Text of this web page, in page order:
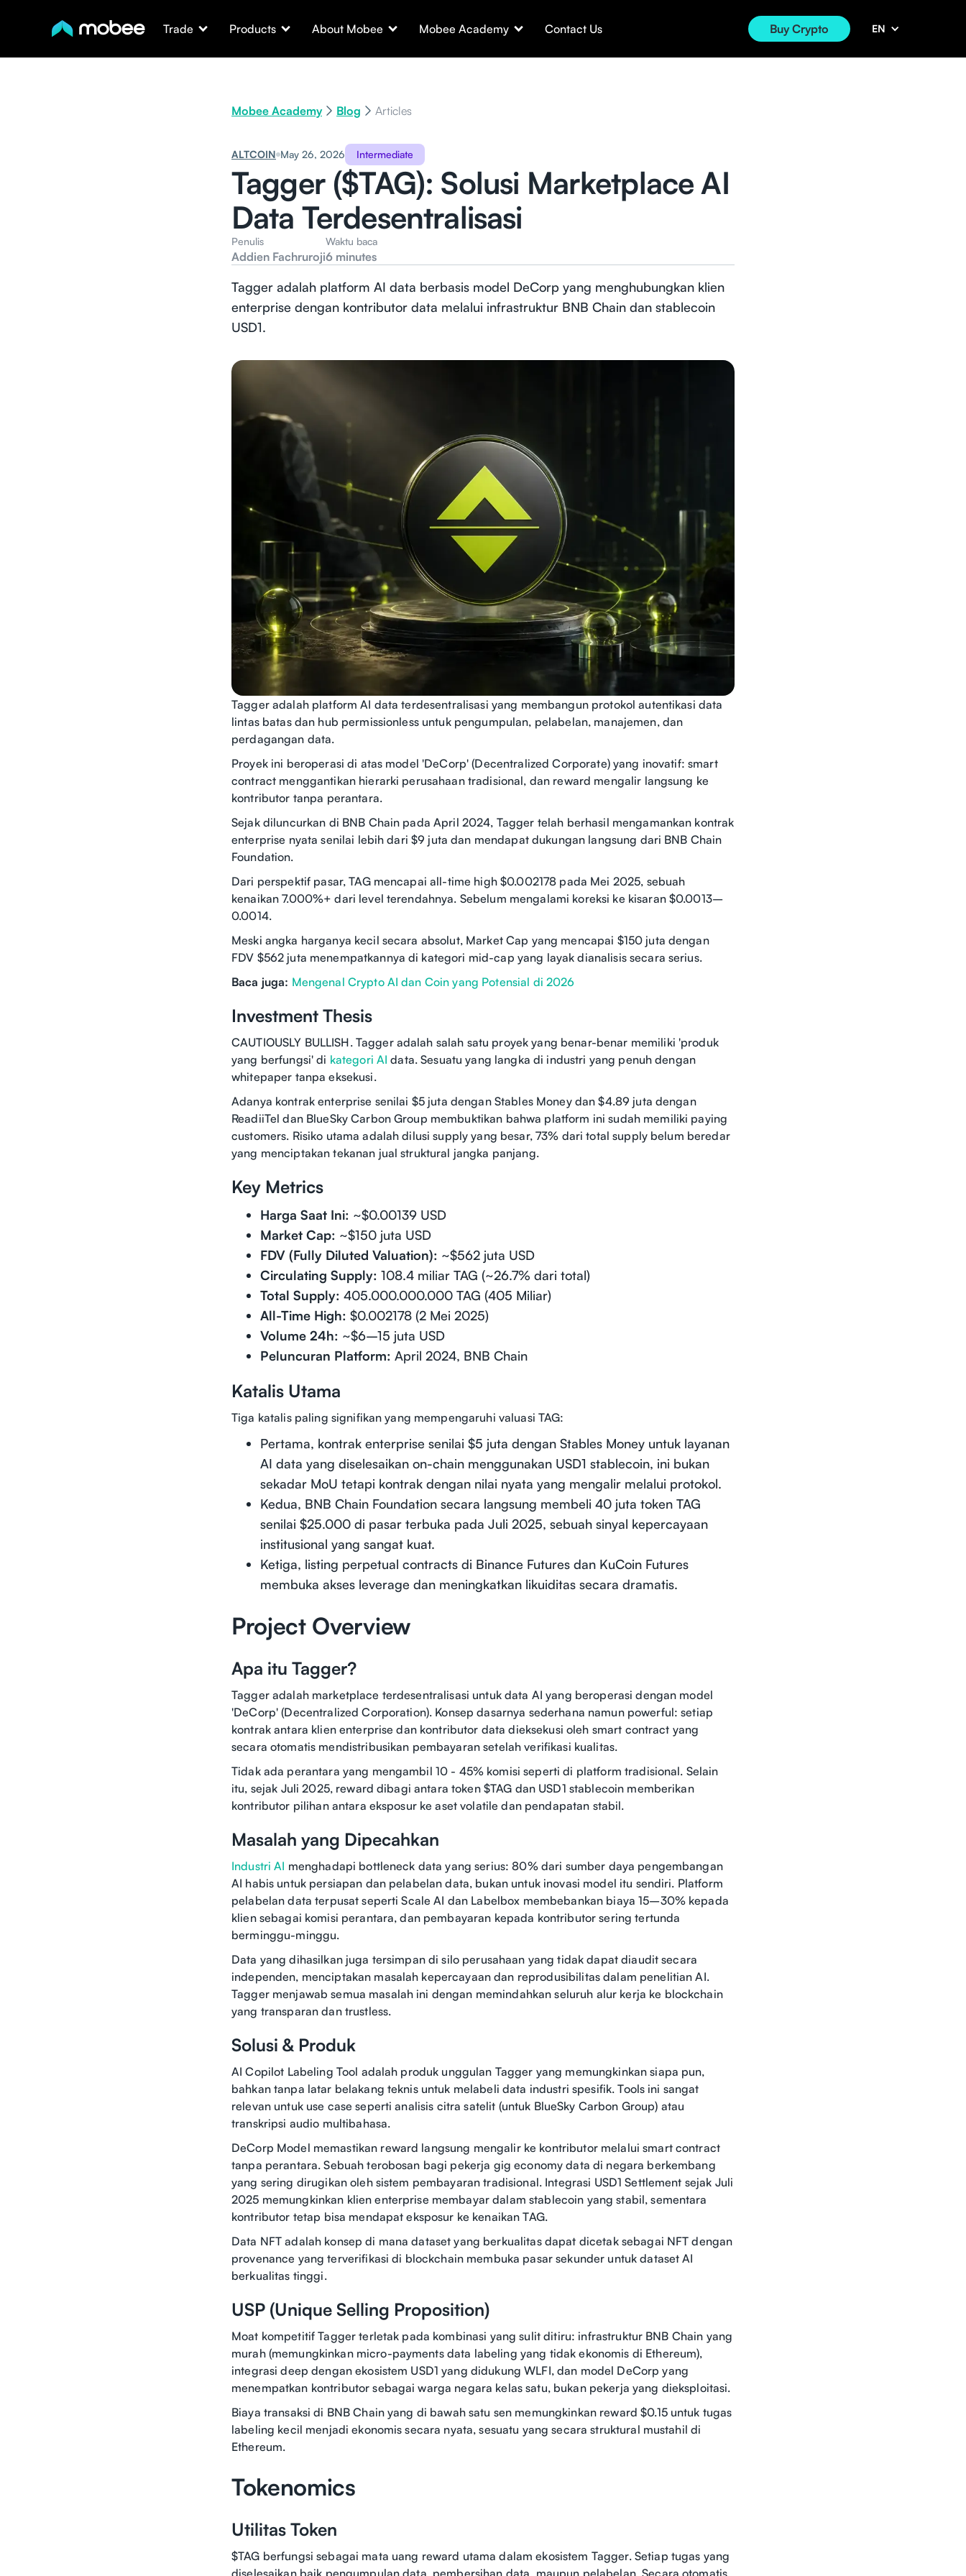
Trade Products About Mobee Mobee Academy Contact Us Buy Crypto EN
Mobee Academy Blog Articles
Intermediate
ALTCOIN May 26, 2026
Tagger ($TAG): Solusi Marketplace AI
Data Terdesentralisasi
Penulis
Addien Fachruroji
Waktu baca
6 minutes
Tagger adalah platform AI data berbasis model DeCorp yang menghubungkan klien
enterprise dengan kontributor data melalui infrastruktur BNB Chain dan stablecoin
USD1.
Tagger adalah platform AI data terdesentralisasi yang membangun protokol autentikasi data
lintas batas dan hub permissionless untuk pengumpulan, pelabelan, manajemen, dan
perdagangan data.
Proyek ini beroperasi di atas model 'DeCorp' (Decentralized Corporate) yang inovatif: smart
contract menggantikan hierarki perusahaan tradisional, dan reward mengalir langsung ke
kontributor tanpa perantara.
Sejak diluncurkan di BNB Chain pada April 2024, Tagger telah berhasil mengamankan kontrak
enterprise nyata senilai lebih dari $9 juta dan mendapat dukungan langsung dari BNB Chain
Foundation.
Dari perspektif pasar, TAG mencapai all-time high $0.002178 pada Mei 2025, sebuah
kenaikan 7.000%+ dari level terendahnya. Sebelum mengalami koreksi ke kisaran $0.0013–
0.0014.
Meski angka harganya kecil secara absolut, Market Cap yang mencapai $150 juta dengan
FDV $562 juta menempatkannya di kategori mid-cap yang layak dianalisis secara serius.
Baca juga: Mengenal Crypto AI dan Coin yang Potensial di 2026
Investment Thesis
CAUTIOUSLY BULLISH. Tagger adalah salah satu proyek yang benar-benar memiliki 'produk
yang berfungsi' di kategori AI data. Sesuatu yang langka di industri yang penuh dengan
whitepaper tanpa eksekusi.
Adanya kontrak enterprise senilai $5 juta dengan Stables Money dan $4.89 juta dengan
ReadiiTel dan BlueSky Carbon Group membuktikan bahwa platform ini sudah memiliki paying
customers. Risiko utama adalah dilusi supply yang besar, 73% dari total supply belum beredar
yang menciptakan tekanan jual struktural jangka panjang.
Key Metrics
Harga Saat Ini: ~$0.00139 USD
Market Cap: ~$150 juta USD
FDV (Fully Diluted Valuation): ~$562 juta USD
Circulating Supply: 108.4 miliar TAG (~26.7% dari total)
Total Supply: 405.000.000.000 TAG (405 Miliar)
All-Time High: $0.002178 (2 Mei 2025)
Volume 24h: ~$6–15 juta USD
Peluncuran Platform: April 2024, BNB Chain
Katalis Utama
Tiga katalis paling signifikan yang mempengaruhi valuasi TAG:
Pertama, kontrak enterprise senilai $5 juta dengan Stables Money untuk layanan
AI data yang diselesaikan on-chain menggunakan USD1 stablecoin, ini bukan
sekadar MoU tetapi kontrak dengan nilai nyata yang mengalir melalui protokol.
Kedua, BNB Chain Foundation secara langsung membeli 40 juta token TAG
senilai $25.000 di pasar terbuka pada Juli 2025, sebuah sinyal kepercayaan
institusional yang sangat kuat.
Ketiga, listing perpetual contracts di Binance Futures dan KuCoin Futures
membuka akses leverage dan meningkatkan likuiditas secara dramatis.
Project Overview
Apa itu Tagger?
Tagger adalah marketplace terdesentralisasi untuk data AI yang beroperasi dengan model
'DeCorp' (Decentralized Corporation). Konsep dasarnya sederhana namun powerful: setiap
kontrak antara klien enterprise dan kontributor data dieksekusi oleh smart contract yang
secara otomatis mendistribusikan pembayaran setelah verifikasi kualitas.
Tidak ada perantara yang mengambil 10 - 45% komisi seperti di platform tradisional. Selain
itu, sejak Juli 2025, reward dibagi antara token $TAG dan USD1 stablecoin memberikan
kontributor pilihan antara eksposur ke aset volatile dan pendapatan stabil.
Masalah yang Dipecahkan
Industri AI menghadapi bottleneck data yang serius: 80% dari sumber daya pengembangan
AI habis untuk persiapan dan pelabelan data, bukan untuk inovasi model itu sendiri. Platform
pelabelan data terpusat seperti Scale AI dan Labelbox membebankan biaya 15–30% kepada
klien sebagai komisi perantara, dan pembayaran kepada kontributor sering tertunda
berminggu-minggu.
Data yang dihasilkan juga tersimpan di silo perusahaan yang tidak dapat diaudit secara
independen, menciptakan masalah kepercayaan dan reprodusibilitas dalam penelitian AI.
Tagger menjawab semua masalah ini dengan memindahkan seluruh alur kerja ke blockchain
yang transparan dan trustless.
Solusi & Produk
AI Copilot Labeling Tool adalah produk unggulan Tagger yang memungkinkan siapa pun,
bahkan tanpa latar belakang teknis untuk melabeli data industri spesifik. Tools ini sangat
relevan untuk use case seperti analisis citra satelit (untuk BlueSky Carbon Group) atau
transkripsi audio multibahasa.
DeCorp Model memastikan reward langsung mengalir ke kontributor melalui smart contract
tanpa perantara. Sebuah terobosan bagi pekerja gig economy data di negara berkembang
yang sering dirugikan oleh sistem pembayaran tradisional. Integrasi USD1 Settlement sejak Juli
2025 memungkinkan klien enterprise membayar dalam stablecoin yang stabil, sementara
kontributor tetap bisa mendapat eksposur ke kenaikan TAG.
Data NFT adalah konsep di mana dataset yang berkualitas dapat dicetak sebagai NFT dengan
provenance yang terverifikasi di blockchain membuka pasar sekunder untuk dataset AI
berkualitas tinggi.
USP (Unique Selling Proposition)
Moat kompetitif Tagger terletak pada kombinasi yang sulit ditiru: infrastruktur BNB Chain yang
murah (memungkinkan micro-payments data labeling yang tidak ekonomis di Ethereum),
integrasi deep dengan ekosistem USD1 yang didukung WLFI, dan model DeCorp yang
menempatkan kontributor sebagai warga negara kelas satu, bukan pekerja yang dieksploitasi.
Biaya transaksi di BNB Chain yang di bawah satu sen memungkinkan reward $0.15 untuk tugas
labeling kecil menjadi ekonomis secara nyata, sesuatu yang secara struktural mustahil di
Ethereum.
Tokenomics
Utilitas Token
$TAG berfungsi sebagai mata uang reward utama dalam ekosistem Tagger. Setiap tugas yang
diselesaikan baik pengumpulan data, pembersihan data, maupun pelabelan. Secara otomatis